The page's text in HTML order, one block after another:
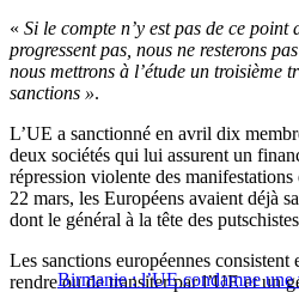
« Si le compte n’y est pas de ce point
progressent pas, nous ne resterons
nous mettrons à l’étude un troisième
sanctions ».
L’UE a sanctionné en avril dix
deux sociétés qui lui assurent un
répression violente des
22 mars, les Européens avaient déjà
dont le général à la tête des
Birmanie : l’UE condamne une
Les sanctions européennes
rendre ou de transiter par l’UE et un